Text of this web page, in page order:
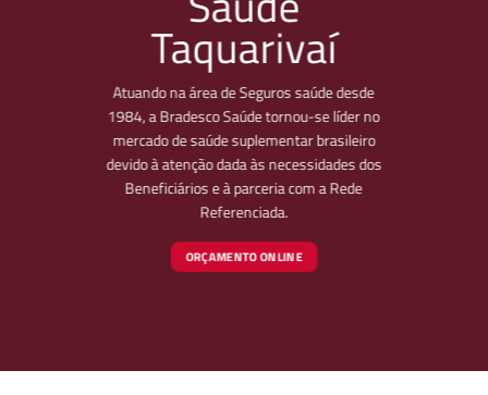
Taquarivaí
Atuando na área de Seguros saúde desde
1984, a Bradesco Saúde tornou-se líder no
mercado de saúde suplementar brasileiro
devido à atenção dada às necessidades dos
Beneficiários e à parceria com a Rede
Referenciada.
ORÇAMENTO ONLINE